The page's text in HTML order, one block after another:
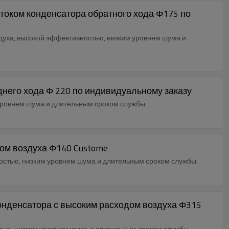
конденсатора обратного хода Φ175 по
высокой эффективностью, низким уровнем шума и
хода Φ 220 по индивидуальному заказу
шума и длительным сроком службы.
воздуха Φ140 Custome
низким уровнем шума и длительным сроком службы.
с высоким расходом воздуха Φ315